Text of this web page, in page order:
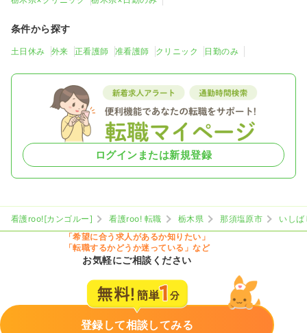
条件から探す
土日休み 外来 正看護師 准看護師 クリニック 日勤のみ
ログインまたは新規登録
看護roo![カンゴルー] 看護roo! 転職 栃木県 那須塩原市
いし
「希望に合う求人があるか知りたい」
「転職するかどうか迷っている」など
お気軽にご相談ください
登録して相談してみる